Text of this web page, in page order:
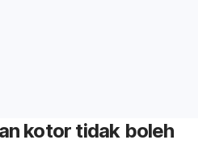
kotor tidak boleh